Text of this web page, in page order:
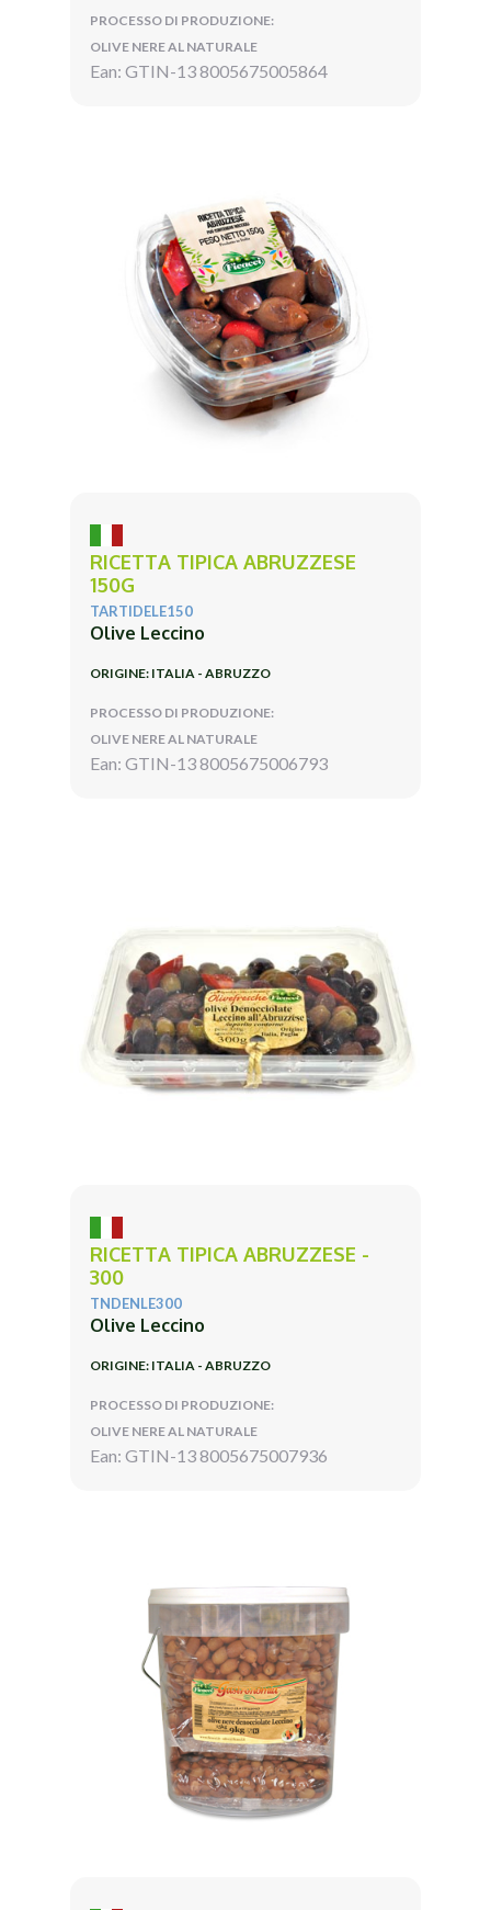
PROCESSO DI PRODUZIONE:
OLIVE NERE AL NATURALE
Ean: GTIN-13 8005675005864
RICETTA TIPICA ABRUZZESE
150G
TARTIDELE150
Olive Leccino
ORIGINE: ITALIA - ABRUZZO
PROCESSO DI PRODUZIONE:
OLIVE NERE AL NATURALE
Ean: GTIN-13 8005675006793
RICETTA TIPICA ABRUZZESE -
300
TNDENLE300
Olive Leccino
ORIGINE: ITALIA - ABRUZZO
PROCESSO DI PRODUZIONE:
OLIVE NERE AL NATURALE
Ean: GTIN-13 8005675007936